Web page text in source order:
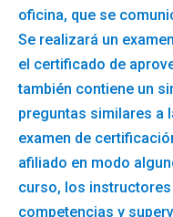
oficina, que se
Se realizará un
el certificado de
también contiene un
preguntas similares a
examen de
afiliado en modo
curso, los
competencias y